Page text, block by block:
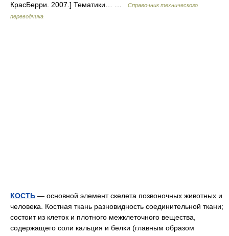
КрасБерри. 2007.] Тематики… …
Справочник технического
переводчика
КОСТЬ — основной элемент скелета позвоночных животных и
человека. Костная ткань разновидность соединительной ткани;
состоит из клеток и плотного межклеточного вещества,
содержащего соли кальция и белки (главным образом